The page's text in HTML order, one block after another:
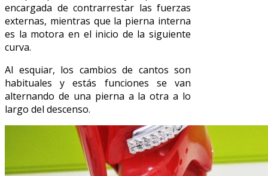
encargada de contrarrestar las fuerzas
externas, mientras que la pierna interna
es la motora en el inicio de la siguiente
curva.
Al esquiar, los cambios de cantos son
habituales y estás funciones se van
alternando de una pierna a la otra a lo
largo del descenso.